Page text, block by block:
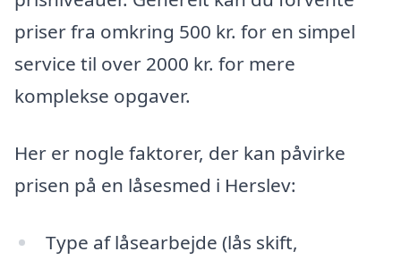
priser fra omkring 500 kr. for en simpel
service til over 2000 kr. for mere
komplekse opgaver.
Her er nogle faktorer, der kan påvirke
prisen på en låsesmed i Herslev:
Type af låsearbejde (lås skift,